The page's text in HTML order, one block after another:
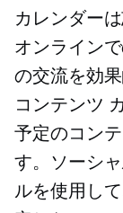
カレンダー
オンライン
の交流を効
コンテンツ
予定のコン
す。ソーシ
ルを使用し